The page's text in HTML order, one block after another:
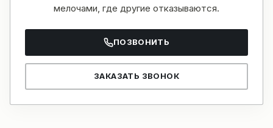
мелочами, где другие отказываются.
ПОЗВОНИТЬ
ЗАКАЗАТЬ ЗВОНОК